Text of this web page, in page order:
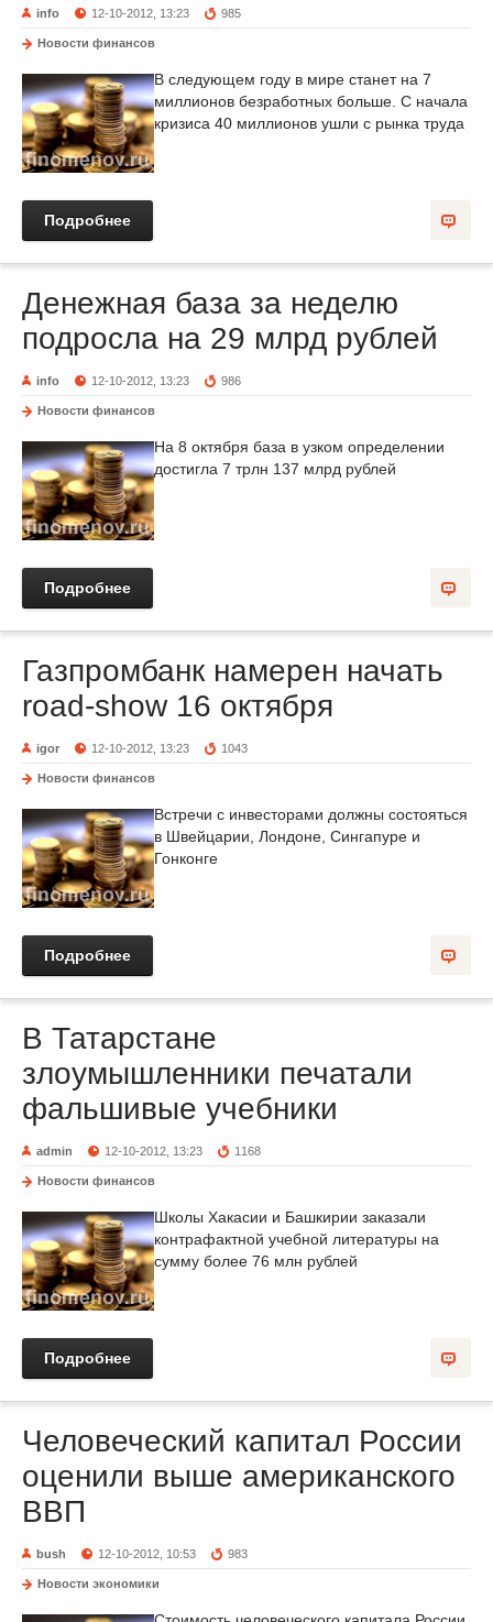
info 12-10-2012, 13:23 985
Новости финансов
В следующем году в мире станет на 7
миллионов безработных больше. С начала
кризиса 40 миллионов ушли с рынка труда
Подробнее
Денежная база за неделю
подросла на 29 млрд рублей
info 12-10-2012, 13:23 986
Новости финансов
На 8 октября база в узком определении
достигла 7 трлн 137 млрд рублей
Подробнее
Газпромбанк намерен начать
road-show 16 октября
igor 12-10-2012, 13:23 1043
Новости финансов
Встречи с инвесторами должны состояться
в Швейцарии, Лондоне, Сингапуре и
Гонконге
Подробнее
В Татарстане
злоумышленники печатали
фальшивые учебники
admin 12-10-2012, 13:23 1168
Новости финансов
Школы Хакасии и Башкирии заказали
контрафактной учебной литературы на
сумму более 76 млн рублей
Подробнее
Человеческий капитал России
оценили выше американского
ВВП
bush 12-10-2012, 10:53 983
Новости экономики